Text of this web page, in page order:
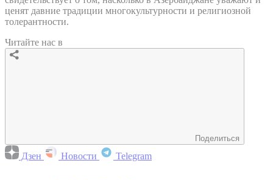
ценят давние традиции многокультурности и религиозной
толерантности.
Читайте нас в
Поделиться
Дзен Новости Telegram